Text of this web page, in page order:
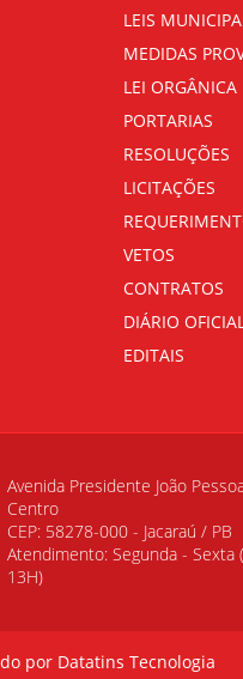
LEIS
MEDIDAS
LEI
PORTARIAS
RESOLUÇÕES
LICITAÇÕES
VETOS
CONTRATOS
DIÁRIO
EDITAIS
Avenida Presidente João
Centro
CEP: 58278-000 - Jacaraú / PB
Atendimento: Segunda - Sexta
13H)
por Datatins Tecnologia